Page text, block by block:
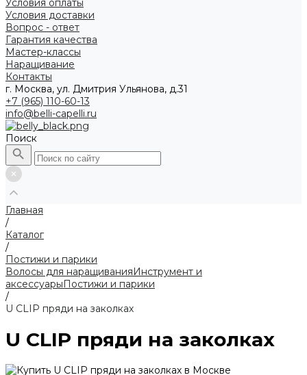
Условия оплаты
Условия доставки
Вопрос - ответ
Гарантия качества
Мастер-классы
Наращивание
Контакты
г. Москва, ул. Дмитрия Ульянова, д.31
+7 (965) 110-60-13
info@belli-capelli.ru
Поиск
Главная
/
Каталог
/
Постижи и парики
Волосы для наращиванияИнструмент и
аксессуарыПостижи и парики
/
U CLIP пряди на заколках
U CLIP пряди на заколках